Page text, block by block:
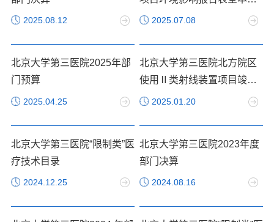
2025.08.12
示 2025.07.08
北京大学第三医院2025年部
门预算
2025.04.25
北京大学第三医院北方院区
使用Ⅱ类射线装置项目竣工
环境保护验收监测报告表全
2025.01.20
北京大学第三医院“限制类”医
疗技术目录
2024.12.25
北京大学第三医院2023年度
部门决算
2024.08.16